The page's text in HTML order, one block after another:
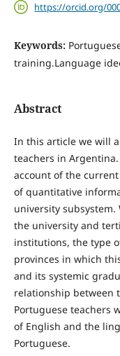
https://orcid.org/
Keywords:
training.Language
Abstract
In this article we will
teachers in
account of the
of quantitative
university
the university and
institutions, the type
provinces in which
and its systemic
relationship between
Portuguese teachers
of English and the
Portuguese.